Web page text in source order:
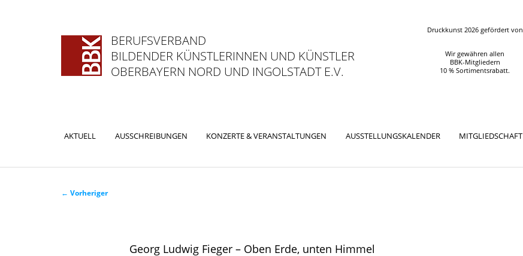
BERUFSVERBAND
BILDENDER KÜNSTLERINNEN UND KÜNSTLER
OBERBAYERN NORD UND INGOLSTADT E.V.
Druckkunst 2026 gefördert von
Wir gewähren allen
BBK-Mitgliedern
10 % Sortimentsrabatt.
ZUM
PRIMÄREN
INHALT
ZUM
SEKUNDÄREN
INHALT
AKTUELL AUSSCHREIBUNGEN KONZERTE & VERANSTALTUNGEN AUSSTELLUNGSKALENDER MITGLIEDSCHAFT
Beitragsnavigation
← Vorheriger
Georg Ludwig Fieger – Oben Erde, unten Himmel